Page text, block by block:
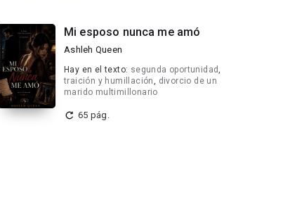
Mi esposo nunca me amó
Ashleh Queen
Hay en el texto: segunda oportunidad,
traición y humillación, divorcio de un
marido multimillonario
65 pág.